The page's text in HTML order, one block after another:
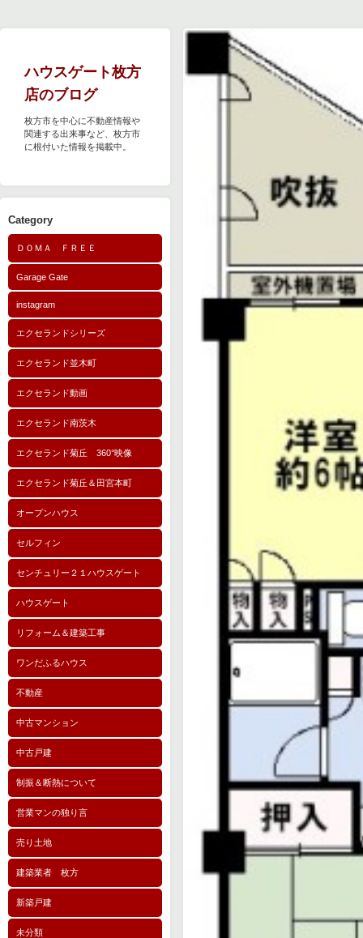
ハウスゲート枚方
店のブログ
枚方市を中心に不動産情報や
関連する出来事など、枚方市
に根付いた情報を掲載中。
Category
ＤＯＭＡ ＦＲＥＥ
Garage Gate
instagram
エクセランドシリーズ
エクセランド並木町
エクセランド動画
エクセランド南茨木
エクセランド菊丘 360°映像
エクセランド菊丘＆田宮本町
オープンハウス
セルフィン
センチュリー２１ハウスゲート
ハウスゲート
リフォーム＆建築工事
ワンだふるハウス
不動産
中古マンション
中古戸建
制振＆断熱について
営業マンの独り言
売り土地
建築業者 枚方
新築戸建
未分類